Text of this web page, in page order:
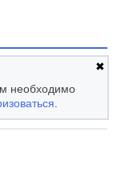
✖
необходимо